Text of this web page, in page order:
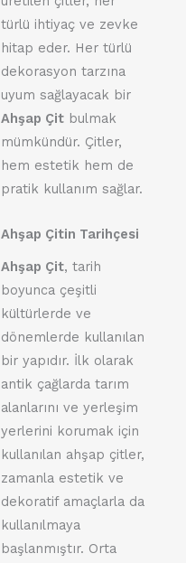
türlü ihtiyaç ve zevke
hitap eder. Her türlü
dekorasyon tarzına
uyum sağlayacak bir
Ahşap Çitbulmak
mümkündür. Çitler,
hem estetik hem de
pratik kullanım sağlar.
Ahşap Çitin Tarihçesi
Ahşap Çit, tarih
boyunca çeşitli
kültürlerde ve
dönemlerde kullanılan
bir yapıdır. İlk olarak
antik çağlarda tarım
alanlarını ve yerleşim
yerlerini korumak için
kullanılan ahşap çitler,
zamanla estetik ve
dekoratif amaçlarla da
kullanılmaya
başlanmıştır. Orta